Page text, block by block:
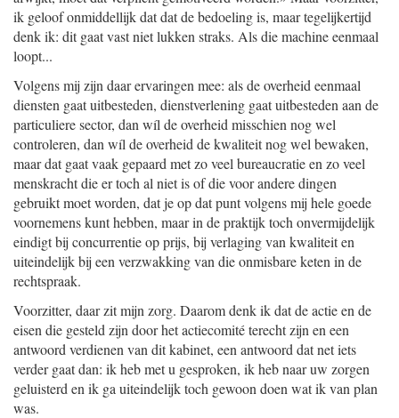
ik geloof onmiddellijk dat dat de bedoeling is, maar tegelijkertijd
denk ik: dit gaat vast niet lukken straks. Als die machine eenmaal
loopt...
Volgens mij zijn daar ervaringen mee: als de overheid eenmaal
diensten gaat uitbesteden, dienstverlening gaat uitbesteden aan de
particuliere sector, dan wíl de overheid misschien nog wel
controleren, dan wíl de overheid de kwaliteit nog wel bewaken,
maar dat gaat vaak gepaard met zo veel bureaucratie en zo veel
menskracht die er toch al niet is of die voor andere dingen
gebruikt moet worden, dat je op dat punt volgens mij hele goede
voornemens kunt hebben, maar in de praktijk toch onvermijdelijk
eindigt bij concurrentie op prijs, bij verlaging van kwaliteit en
uiteindelijk bij een verzwakking van die onmisbare keten in de
rechtspraak.
Voorzitter, daar zit mijn zorg. Daarom denk ik dat de actie en de
eisen die gesteld zijn door het actiecomité terecht zijn en een
antwoord verdienen van dit kabinet, een antwoord dat net iets
verder gaat dan: ik heb met u gesproken, ik heb naar uw zorgen
geluisterd en ik ga uiteindelijk toch gewoon doen wat ik van plan
was.